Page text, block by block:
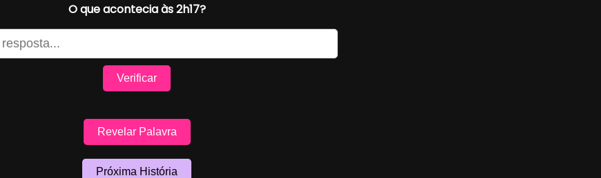
O que acontecia às 2h17?
Verificar
Revelar Palavra
Próxima História